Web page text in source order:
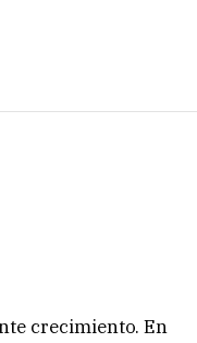
crecimiento. En